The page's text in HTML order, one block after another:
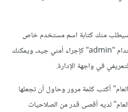
منك كتابة اسم مستخدم خاص
بالمدير العام، لكن تجنب استخدام "admin" كإجراء أمني جيد، ويمكنك
في واجهة الإدارة.
أكتب كلمة مرور وحاول أن تجعلها
لديه أقصى قدر من الصلاحيات